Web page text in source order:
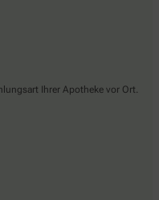
Ihrer Apotheke vor Ort.